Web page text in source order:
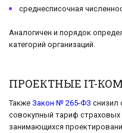
среднесписочная
Аналогичен и порядок
категорий организаций.
ПРОЕКТНЫЕ IT-
Также Закон № 265-ФЗ снизил
совокупный тариф страховых
занимающихся